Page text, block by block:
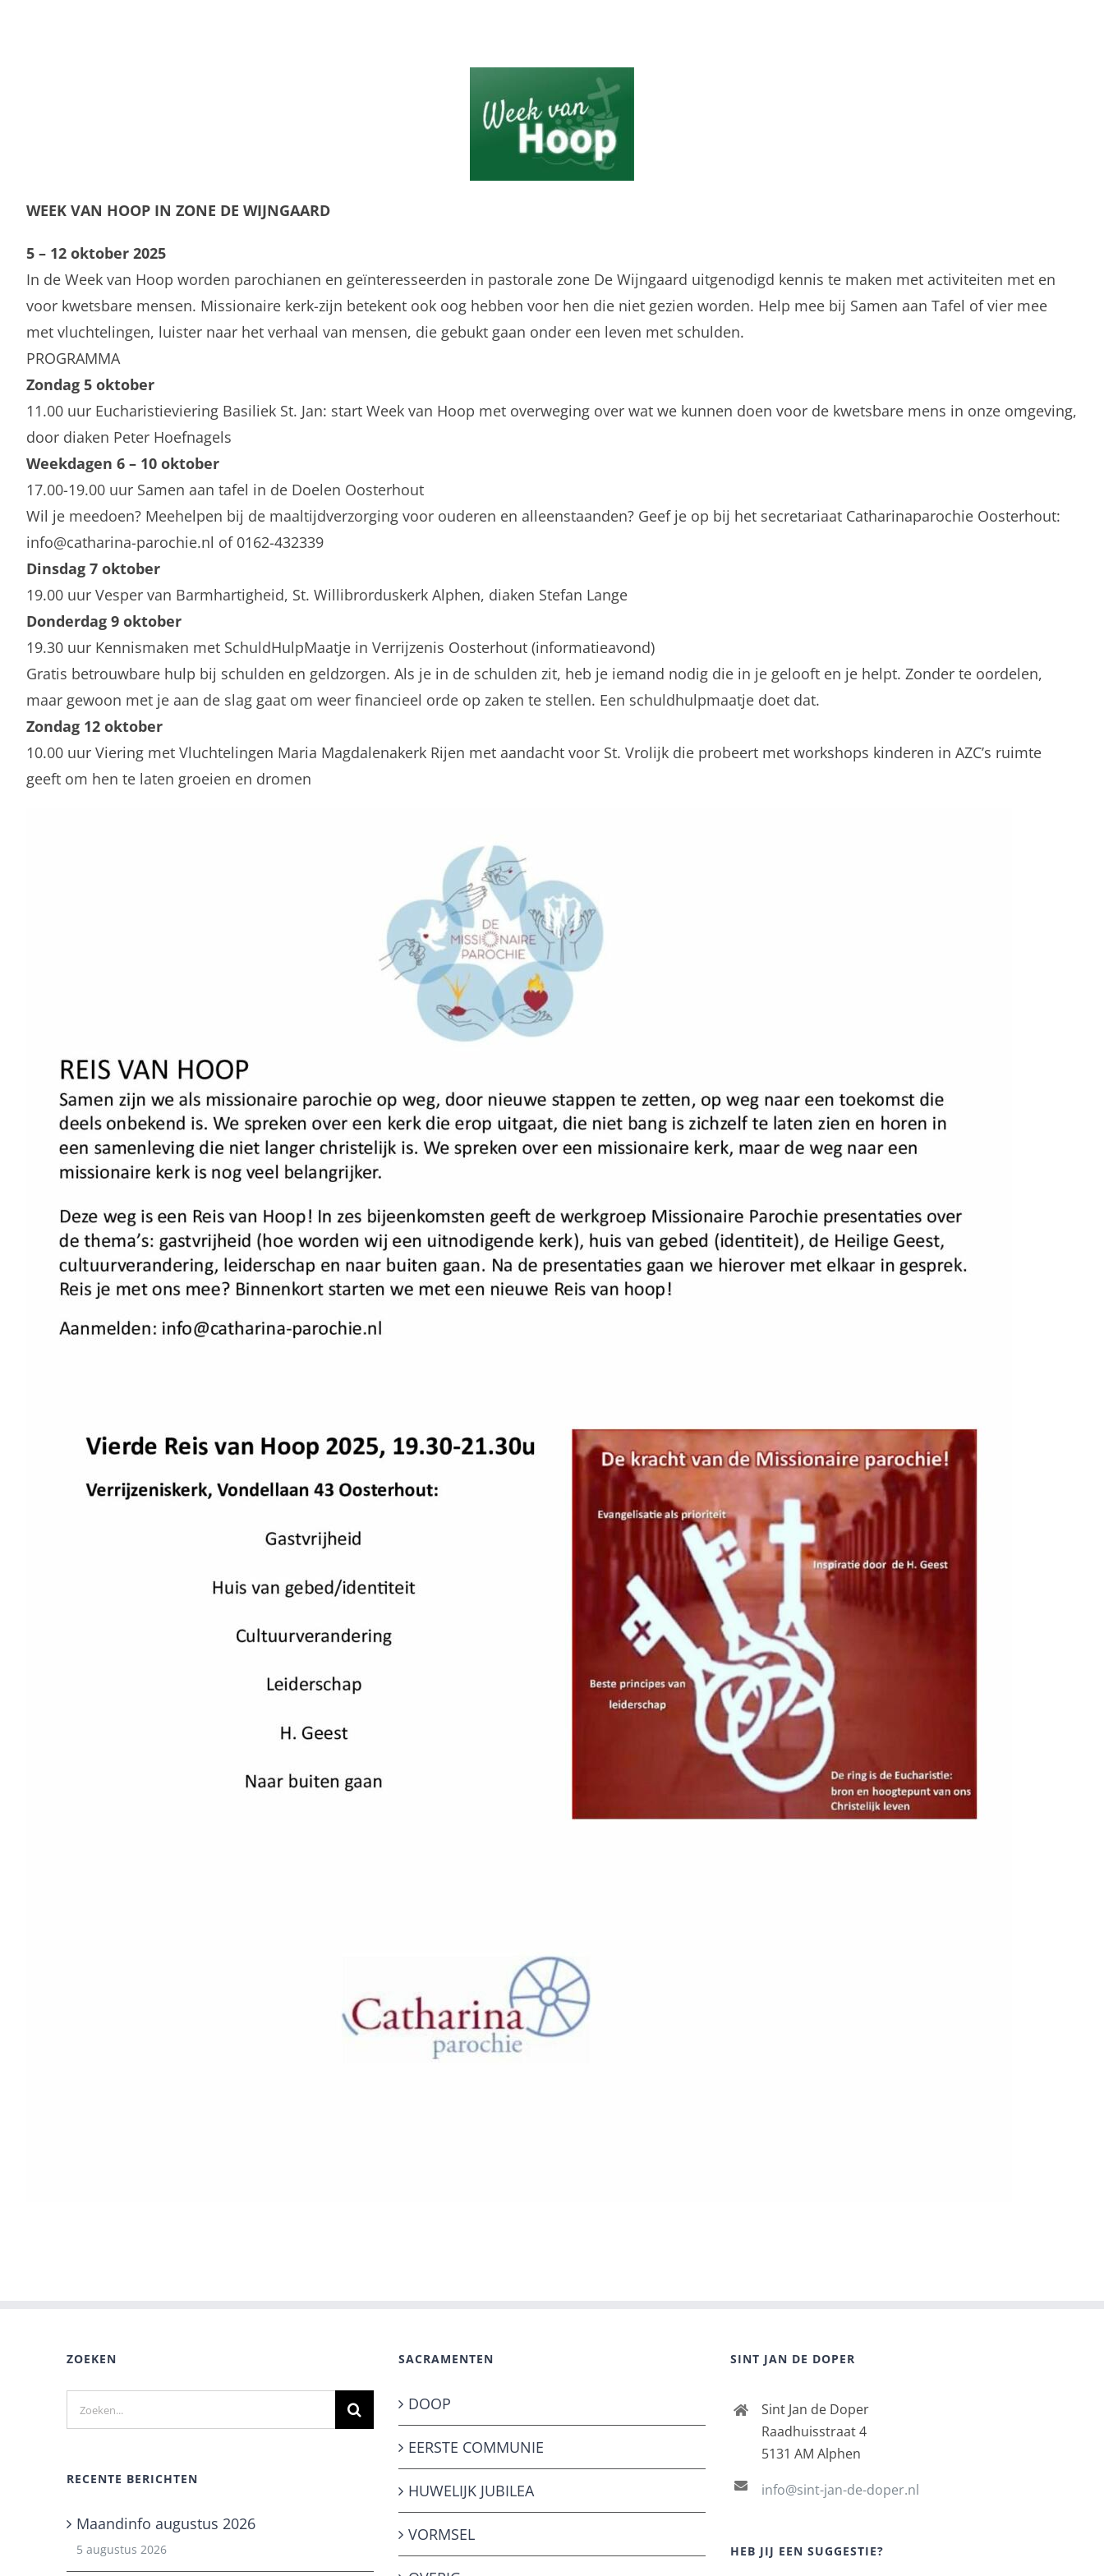
WEEK VAN HOOP IN ZONE DE WIJNGAARD
5 – 12 oktober 2025
In de Week van Hoop worden parochianen en geïnteresseerden in pastorale zone De Wijngaard uitgenodigd kennis te maken met activiteiten met en
voor kwetsbare mensen. Missionaire kerk-zijn betekent ook oog hebben voor hen die niet gezien worden. Help mee bij Samen aan Tafel of vier mee
met vluchtelingen, luister naar het verhaal van mensen, die gebukt gaan onder een leven met schulden.
PROGRAMMA
Zondag 5 oktober
11.00 uur Eucharistieviering Basiliek St. Jan: start Week van Hoop met overweging over wat we kunnen doen voor de kwetsbare mens in onze omgeving,
door diaken Peter Hoefnagels
Weekdagen 6 – 10 oktober
17.00-19.00 uur Samen aan tafel in de Doelen Oosterhout
Wil je meedoen? Meehelpen bij de maaltijdverzorging voor ouderen en alleenstaanden? Geef je op bij het secretariaat Catharinaparochie Oosterhout:
info@catharina-parochie.nl of 0162-432339
Dinsdag 7 oktober
19.00 uur Vesper van Barmhartigheid, St. Willibrorduskerk Alphen, diaken Stefan Lange
Donderdag 9 oktober
19.30 uur Kennismaken met SchuldHulpMaatje in Verrijzenis Oosterhout (informatieavond)
Gratis betrouwbare hulp bij schulden en geldzorgen. Als je in de schulden zit, heb je iemand nodig die in je gelooft en je helpt. Zonder te oordelen,
maar gewoon met je aan de slag gaat om weer financieel orde op zaken te stellen. Een schuldhulpmaatje doet dat.
Zondag 12 oktober
10.00 uur Viering met Vluchtelingen Maria Magdalenakerk Rijen met aandacht voor St. Vrolijk die probeert met workshops kinderen in AZC’s ruimte
geeft om hen te laten groeien en dromen
ZOEKEN
Zoeken
naar:
RECENTE BERICHTEN
Maandinfo augustus 2026
5 augustus 2026
SACRAMENTEN
DOOP
EERSTE COMMUNIE
HUWELIJK JUBILEA
VORMSEL
SINT JAN DE DOPER
Sint Jan de Doper
Raadhuisstraat 4
5131 AM Alphen
info@sint-jan-de-doper.nl
HEB JIJ EEN SUGGESTIE?